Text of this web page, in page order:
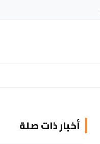
أخبار ذات صلة